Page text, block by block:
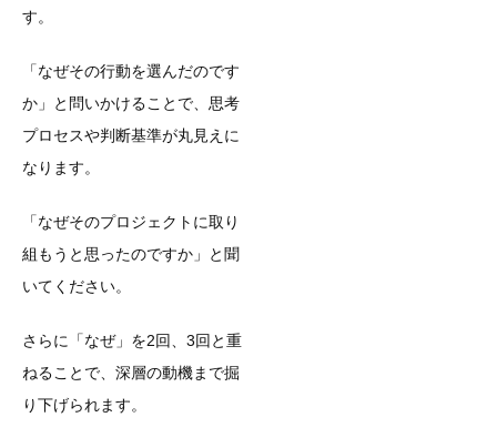
す。
「なぜその行動を選んだのです
か」と問いかけることで、思考
プロセスや判断基準が丸見えに
なります。
「なぜそのプロジェクトに取り
組もうと思ったのですか」と聞
いてください。
さらに「なぜ」を2回、3回と重
ねることで、深層の動機まで掘
り下げられます。